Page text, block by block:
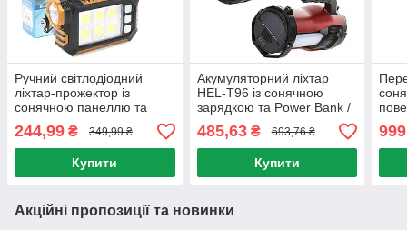
Ручний світлодіодний
ліхтар-прожектор із
сонячною панеллю та
повербанком 2800мАч, 7
+ 54 SMD, HS-8029-1-A
244,99 ₴ 349,99 ₴
Купити
Акумуляторний ліхтар
HEL-T96 із сонячною
зарядкою та Power Bank /
Кемпінговий ліхтар
переносний
485,63₴ 693,76 ₴
Купити
3
999
Акційні пропозиції та новинки